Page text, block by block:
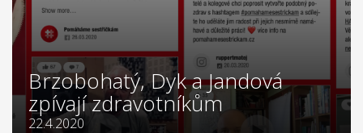
Brzobohatý, Dyk a Jandová
zpívají zdravotníkům
22.4.2020